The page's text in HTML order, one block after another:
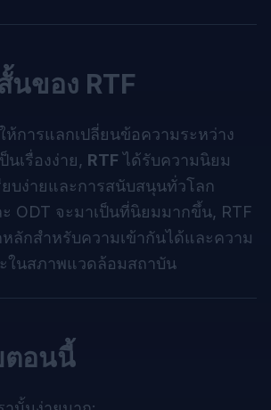
นของ RTF
ห้การแลกเปลี่ยนข้อความระหว่าง
นเรื่องง่าย, RTF ได้รับความนิยม
ยบง่ายและการสนับสนุนทั่วโลก
ODT จะมาเป็นที่นิยมมากขึ้น, RTF
หลักสำหรับความเข้ากันได้และความ
ในสภาพแวดล้อมสถาบัน
ตอนนี้